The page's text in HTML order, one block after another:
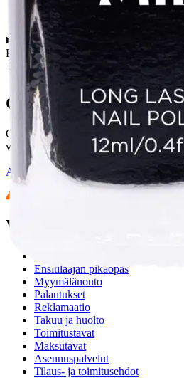
Käyttöturvallisuus
Oletko tyytyväinen
Ovatko tuotetiedot riittävät? Jos
voisi muuten parantaa, anna palautetta.
Anna palautetta Avautuu uuteen
Verkkokauppa
Ensitilaajan pikaopas
Myymälänouto
Palautukset
Reklamaatio
Takuu ja huolto
Toimitustavat
Maksutavat
Asennuspalvelut
Tilaus- ja toimitusehdot